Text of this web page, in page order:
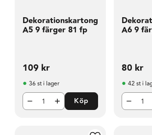
Dekorationskartong
A5 9 färger 81 fp
109 kr
36 st i lager
Köp
A6 9
80 kr
42 st i